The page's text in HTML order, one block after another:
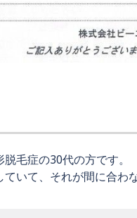
毛症の30代の方です。
いて、それが間に合わ